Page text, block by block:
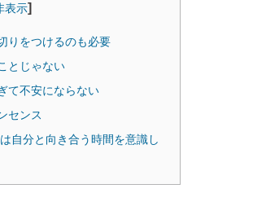
表示]
りをつけるのも必要
とじゃない
て不安にならない
センス
自分と向き合う時間を意識し